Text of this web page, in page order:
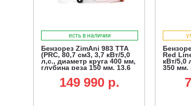
есть в наличии
Бензорез ZimAni 983 TTA
(PRC, 80,7 см3, 3,7 кВт/5,0
л,с., диаметр круга 400 мм,
глубина реза 150 мм, 13,6
149 990 p.
Red
кВт/5,0
350 мм,